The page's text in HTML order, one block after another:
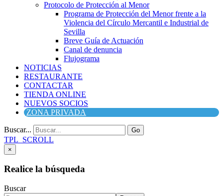
Protocolo de Protección al Menor
Programa de Protección del Menor frente a la
Violencia del Círculo Mercantil e Industrial de
Sevilla
Breve Guía de Actuación
Canal de denuncia
Flujograma
NOTICIAS
RESTAURANTE
CONTACTAR
TIENDA ONLINE
NUEVOS SOCIOS
ZONA PRIVADA
Buscar... Go
TPL_SCROLL
×
Realice la búsqueda
Buscar